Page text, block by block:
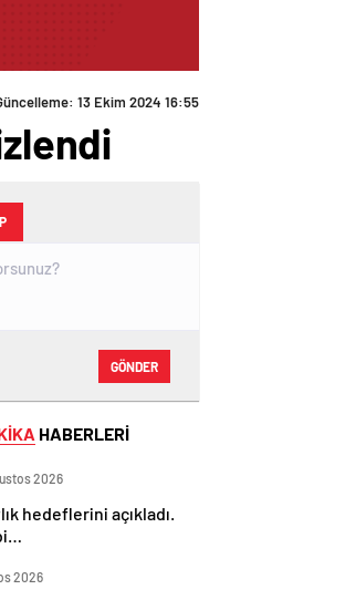
13 Ekim 2024 16:55
GÖNDER
HABERLERİ
2026
hedeflerini açıkladı.
2026